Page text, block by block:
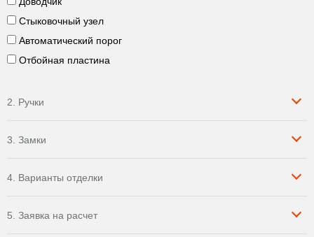
Стыковочный узел
Автоматический порог
Отбойная пластина
2. Ручки
3. Замки
4. Варианты отделки
5. Заявка на расчет